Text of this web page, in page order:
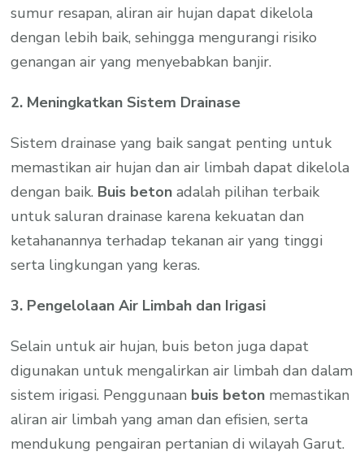
sumur resapan, aliran air hujan dapat dikelola
dengan lebih baik, sehingga mengurangi risiko
genangan air yang menyebabkan banjir.
2. Meningkatkan Sistem Drainase
Sistem drainase yang baik sangat penting untuk
memastikan air hujan dan air limbah dapat dikelola
dengan baik. Buis beton adalah pilihan terbaik
untuk saluran drainase karena kekuatan dan
ketahanannya terhadap tekanan air yang tinggi
serta lingkungan yang keras.
3. Pengelolaan Air Limbah dan Irigasi
Selain untuk air hujan, buis beton juga dapat
digunakan untuk mengalirkan air limbah dan dalam
sistem irigasi. Penggunaan buis beton memastikan
aliran air limbah yang aman dan efisien, serta
mendukung pengairan pertanian di wilayah Garut.